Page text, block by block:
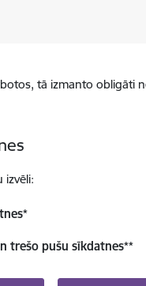
tā izmanto obligāti
izvēli:
*
trešo pušu sīkdatnes**